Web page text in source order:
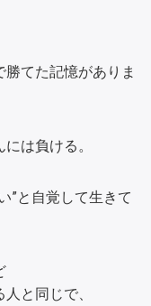
てた記憶がありま
は負ける。
”と自覚して生きて
と同じで、